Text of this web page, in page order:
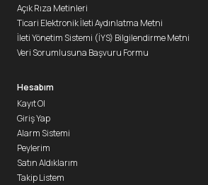
Açık Rıza Metinleri
Ticari Elektronik İleti Aydınlatma Metni
İleti Yönetim Sistemi (İYS) Bilgilendirme Metni
Veri Sorumlusuna Başvuru Formu
Hesabım
Kayıt Ol
Giriş Yap
Alarm Sistemi
Peylerim
Satın Aldıklarım
Takip Listem